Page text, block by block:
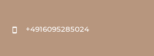
+4916095285024